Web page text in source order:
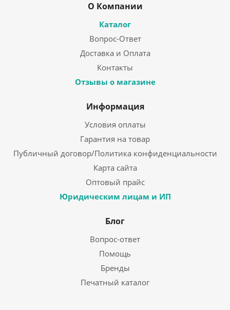
О Компании
Каталог
Вопрос-Ответ
Доставка и Оплата
Контакты
Отзывы о магазине
Информация
Условия оплаты
Гарантия на товар
Публичный договор/Политика конфиденциальности
Карта сайта
Оптовый прайс
Юридическим лицам и ИП
Блог
Вопрос-ответ
Помощь
Бренды
Печатный каталог